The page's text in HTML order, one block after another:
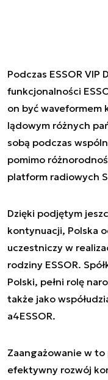
Podczas ESSOR VIP
funkcjonalności
on być waveformem
lądowym różnych
sobą podczas
pomimo
platform radiowych
Dzięki podjętym
kontynuacji, Polska
uczestniczy w
rodziny ESSOR.
Polski, pełni rolę
także jako
a4ESSOR.
Zaangażowanie w
efektywny rozwój